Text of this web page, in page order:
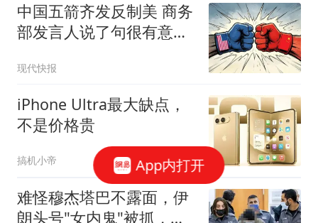
中国五箭齐发反制美 商务
部发言人说了句很有意思
现代快报
iPhone Ultra最大缺点，
不是价格贵
搞机小帝
难怪穆杰塔巴不露面，伊
朗头号"女内鬼"被抓，泄
App内打开